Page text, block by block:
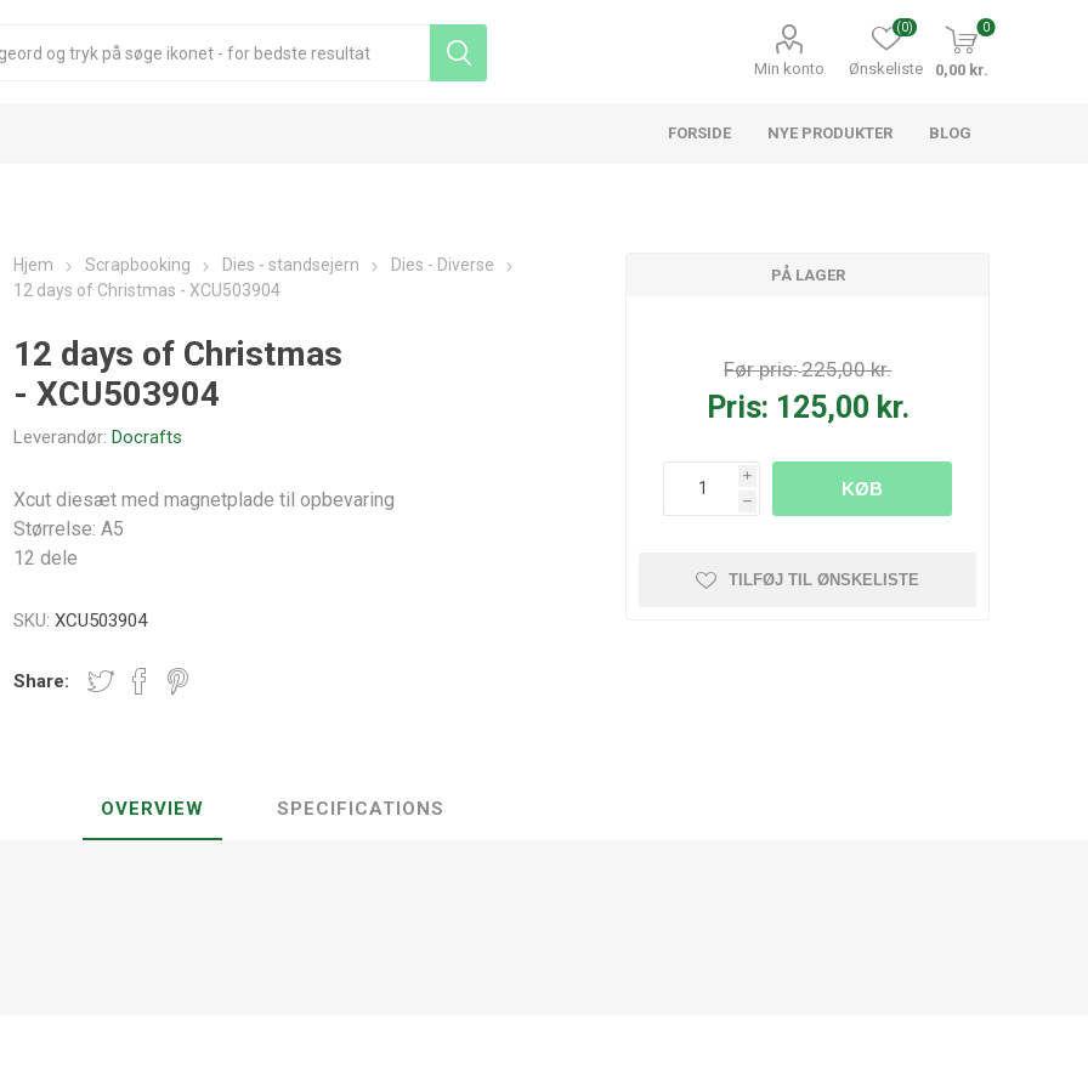
Min konto Ønskeliste
(0) 0
0,00 kr.
FORSIDE NYE PRODUKTER BLOG
Hjem Scrapbooking Dies - standsejern
Dies - Diverse
12 days of Christmas - XCU503904
12 days of Christmas
- XCU503904
Leverandør: Docrafts
Xcut diesæt med magnetplade til opbevaring
Størrelse: A5
12 dele
SKU: XCU503904
Share:
PÅ LAGER
Før pris:225,00 kr.
Pris: 125,00 kr.
i
h
KØB
TILFØJ TIL ØNSKELISTE
OVERVIEW SPECIFICATIONS